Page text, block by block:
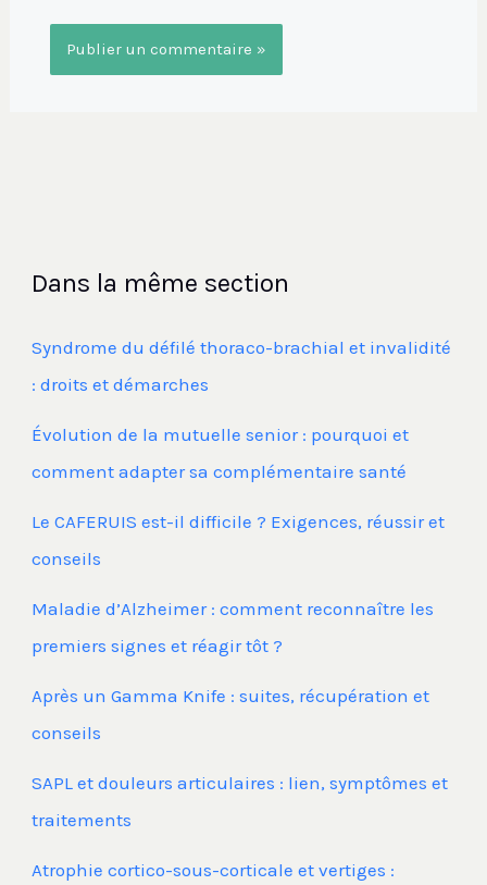
Dans la même section
Syndrome du défilé thoraco-brachial et invalidité
: droits et démarches
Évolution de la mutuelle senior : pourquoi et
comment adapter sa complémentaire santé
Le CAFERUIS est-il difficile ? Exigences, réussir et
conseils
Maladie d’Alzheimer : comment reconnaître les
premiers signes et réagir tôt ?
Après un Gamma Knife : suites, récupération et
conseils
SAPL et douleurs articulaires : lien, symptômes et
traitements
Atrophie cortico-sous-corticale et vertiges :